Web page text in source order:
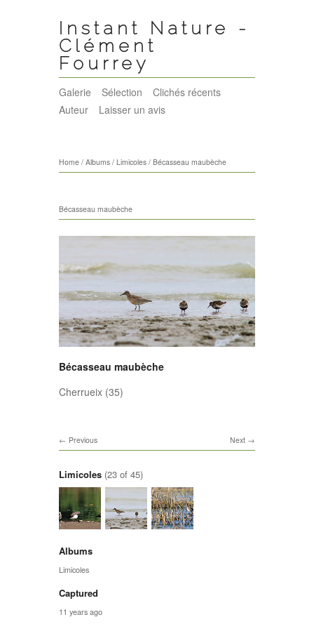
Instant Nature -
Clément
Fourrey
Galerie Sélection
Clichés récents
Auteur
Laisser un avis
Home / Albums / Limicoles / Bécasseau maubèche
Bécasseau maubèche
Bécasseau maubèche
Cherrueix (35)
Next
Previous
Limicoles (23 of 45)
Albums
Limicoles
Captured
11 years ago